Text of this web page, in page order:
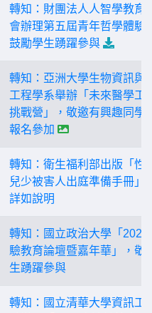
轉知：財團法人人智學教育
會辦理第五屆青年哲學體驗
鼓勵學生踴躍參與
轉知：亞洲大學生物資訊與
工程學系舉辦「未來醫學工
挑戰營」，敬邀有興趣同學
報名參加
轉知：衛生福利部出版「性
兒少被害人出庭準備手冊」
詳如說明
轉知：國立政治大學「2026
驗教育論壇暨嘉年華」，敬
生踴躍參與
轉知：國立清華大學資訊工